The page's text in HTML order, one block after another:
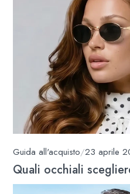
Guida all'acquisto/23 aprile
Quali occhiali